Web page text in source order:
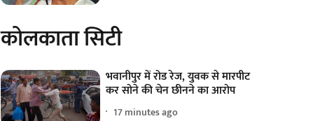
कोलकाता सिटी
भवानीपुर में रोड रेज, युवक से मारपीट
कर सोने की चेन छीनने का आरोप
17 minutes ago